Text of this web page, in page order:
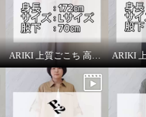
ARIKI 上質ごこち 高身長スタッフがはいてみました！